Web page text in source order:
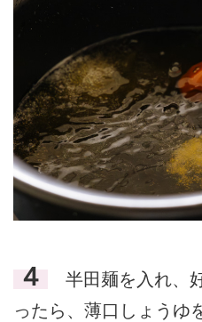
４
半田麺を入れ、
ったら、薄口しょうゆ